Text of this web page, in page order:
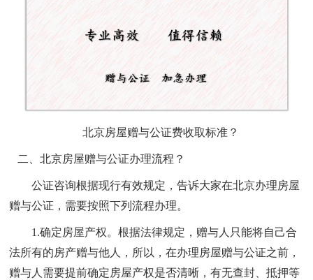
北京房屋赠与公证费收取标准？
二、北京房屋赠与公证办理流程？
公证咨询根据现行有效规定，告诉大家在北京办理房屋
赠与公证，需要按照下列流程办理。
1.确定房屋产权。根据法律规定，赠与人只能将自己合
法所有的房产赠与他人，所以，在办理房屋赠与公证之前，
赠与人需要提前确定房屋产权是否清晰，有无查封、抵押等